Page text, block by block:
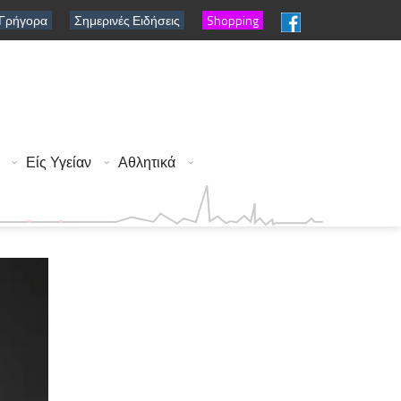
Σημερινές Ειδήσεις Shopping
Είς Υγείαν Αθλητικά